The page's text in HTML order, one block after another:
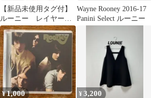
【新品未使用タグ付】
ルーニー レイヤード
3WAYオールインワン
Wayne Rooney 2016-17
Panini Select ルーニー
¥1,000 ¥3,200